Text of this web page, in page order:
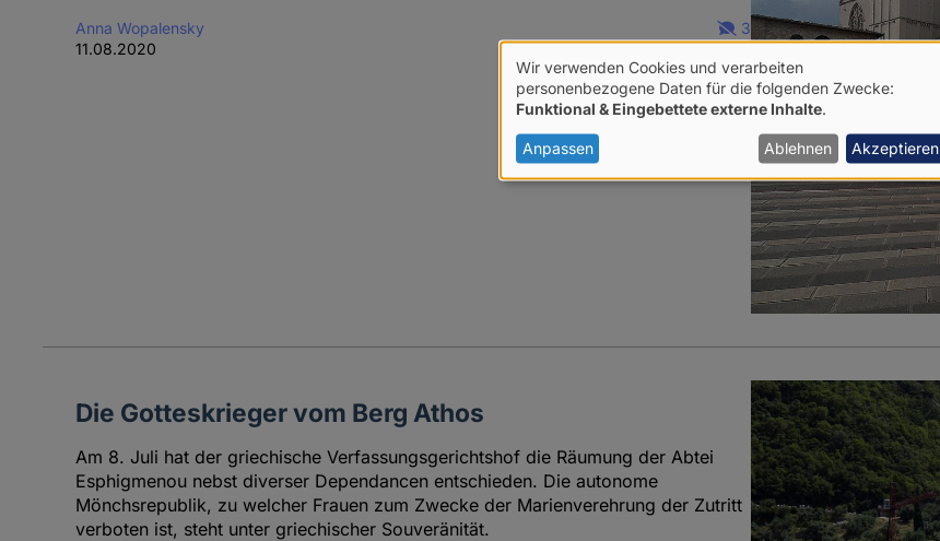
Anna Wopalensky
11.08.2020
3
Die Gotteskrieger vom Berg Athos
Am 8. Juli hat der griechische Verfassungsgerichtshof die Räumung der Abtei
Esphigmenou nebst diverser Dependancen entschieden. Die autonome
Mönchsrepublik, zu welcher Frauen zum Zwecke der Marienverehrung der Zutritt
verboten ist, steht unter griechischer Souveränität.
Verwendung
von
personenbezogenen
Daten
Wir verwenden Cookies und verarbeiten
personenbezogene Daten für die folgenden Zwecke:
Funktional & Eingebettete externe Inhalte
Anpassen Ablehnen Akzeptieren